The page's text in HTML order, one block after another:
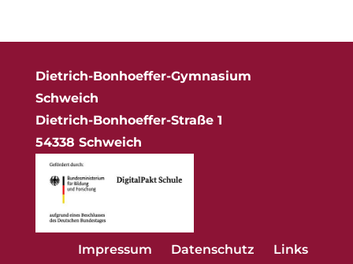
Dietrich-Bonhoeffer-Gymnasium
Schweich
Dietrich-Bonhoeffer-Straße 1
54338 Schweich
Impressum Datenschutz Links